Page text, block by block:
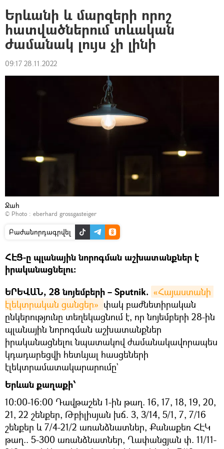
Երևանի և մարզերի որոշ
հատվածներում տևական
ժամանակ լույս չի լինի
09:17 28.11.2022
Ջահ
© Photo : eberhard grossgasteiger
Բաժանորդագրվել
ՀԷՑ-ը պլանային նորոգման աշխատանքներ է
իրականացնելու։
ԵՐԵՎԱՆ, 28 նոյեմբերի – Sputnik. «Հայաստանի
էլեկտրական ցանցեր» փակ բաժնետիրական
ընկերությունը տեղեկացնում է, որ նոյեմբերի 28-ին
պլանային նորոգման աշխատանքներ
իրականացնելու նպատակով ժամանակավորապես
կդադարեցվի հետևյալ հասցեների
էլեկտրամատակարարումը`
Երևան քաղաքի՝
10:00-16:00 Դավթաշեն 1-ին թաղ. 16, 17, 18, 19, 20,
21, 22 շենքեր, Թբիլիսյան խճ. 3, 3/14, 5/1, 7, 7/16
շենքեր և 7/4-21/2 առանձնատներ, Քանաքեռ ՀԷԿ
թաղ.. 5-300 առանձնատներ, Ղափանցյան փ. 11/11-